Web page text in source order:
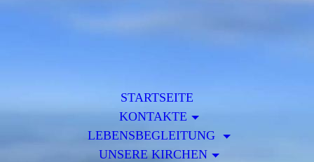
STARTSEITE
KONTAKTE
LEBENSBEGLEITUNG
UNSERE KIRCHEN